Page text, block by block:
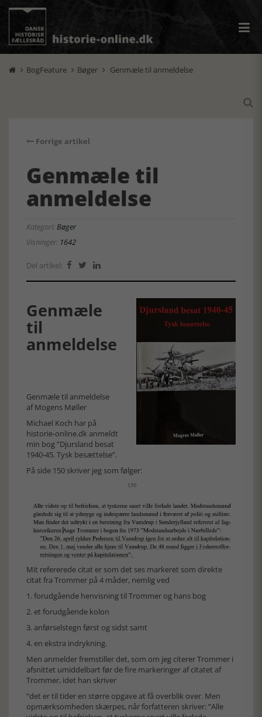
 BogFeature  Bøger  Genmæle til anmeldelse

Forrige artikel
Genmæle til
anmeldelse
Kategori:Bøger
Visninger: 1642
Del artikel:   
Genmæle
til
anmeldelse
Genmæle til anmeldelse
af Mogens Møller
Michael Koch har på
historie-online.dk anmeldt
min bog ”Djursland besat
1940-45. Tysk besættelse”.
På side 150 skriver jeg som følger:
Mit refererede citat er som det ses markeret som direkte
citat fra Trommer på 4 måder, nemlig ved
1. forudgående henvisning til Trommer og hans bog
2. et forudgående kolon
3. anførselstegn først og sidst samt
4. en ekstra indrykning.
Men anmelder fremstiller det, som om jeg citerer Trommer i
afsnittet umiddelbart før de fire markeringer af citatet af
Trommer, idet han skriver
”det er til tider en større opgave at få overblik over. Men
opmærksomheden skærpes, når forfatteren skriver: ”Alle